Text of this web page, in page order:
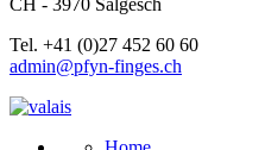
CH - 3970 Salgesch
Tel. +41 (0)27 452 60 60
admin@pfyn-finges.ch